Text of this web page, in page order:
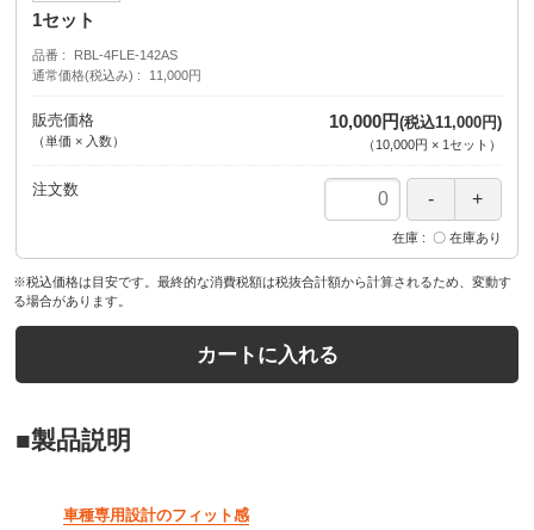
1セット
品番
RBL-4FLE-142AS
通常価格(税込み)
11,000円
販売価格
（単価 × 入数）
10,000円(税込11,000円)
（ 10,000円 × 1セット ）
注文数
在庫 〇 在庫あり
※税込価格は目安です。最終的な消費税額は税抜合計額から計算されるため、変動す
る場合があります。
カートに入れる
■製品説明
車種専用設計のフィット感